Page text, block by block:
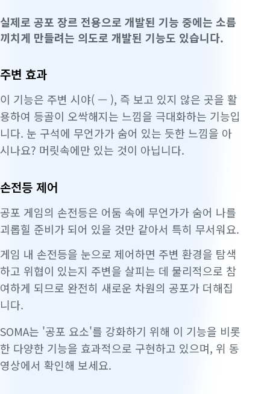
실제로 공포 장르 전용으로 개발된 기능 중에는 소름
끼치게 만들려는 의도로 개발된 기능도 있습니다.
주변 효과
이 기능은 주변 시야( — ), 즉 보고 있지 않은 곳을 활
용하여 등골이 오싹해지는 느낌을 극대화하는 기능입
니다. 눈 구석에 무언가가 숨어 있는 듯한 느낌을 아
시나요? 머릿속에만 있는 것이 아닙니다.
손전등 제어
공포 게임의 손전등은 어둠 속에 무언가가 숨어 나를
괴롭힐 준비가 되어 있을 것만 같아서 특히 무서워요.
게임 내 손전등을 눈으로 제어하면 주변 환경을 탐색
하고 위협이 있는지 주변을 살피는 데 물리적으로 참
여하게 되므로 완전히 새로운 차원의 공포가 더해집
니다.
SOMA는 '공포 요소'를 강화하기 위해 이 기능을 비롯
한 다양한 기능을 효과적으로 구현하고 있으며, 위 동
영상에서 확인해 보세요.